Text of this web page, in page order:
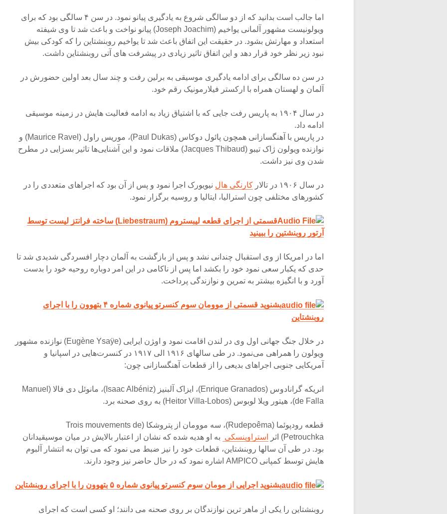
اما جالب است بدانید که از دو سالگی شروع به یادگیری پیانو نمود. در سن ۴ سالگی بود که برای
ویولونیست مشهور آلمانی یواخیم‌ (Joseph Joachim) پیانو نواخت و باعث شد تا وی شیفته
استعداد و مهارتش بشود. در حقیقت این اتفاق باعث شد تا یواخیم روبنشتاین را که کودکی بیش
نبود زیر نظر خود قرار دهد و این اتفاق تاثیر زیادی در پیشرفت های آتی روبنشتاین داشت.
در سن ده سالگی برای ادامه یادگیری موسیقی به برلین رفت و چند سال بعد اولین حضورش در
آلمان و لهستان همراه با ارکستر فیلارمونیک رقم خود.
در سال ۱۹۰۴ به پاریس رفت جایی که با اشتیاق زیاد به ادامه فعالیت هایش در زمینه موسیقی
ادامه داد.
در پاریس با آهنگسازانی همچون پائول دوکاس (Paul Dukas)، موریس راول (Maurice Ravel) و
نوازنده ویولون ژاک تیبو (Jacques Thibaud) ملاقات نمود و این آشنایی‌ها تاثیر بسزایی در مطرح
شدن وی نیز داشت.
در سال ۱۹۰۶ در تالار کارنگی هال نیویورک اجرا نمود و پس از آن بود که اجراهای متعددی را در
کشورهای مختلفی چون استرالیا، ایتالیا و روسیه برگزار نمود.
قسمتی از اجرای قطعه لیبستروم (Liebestraum) ساخته فرانتز لیست توسط
آرتور روبنشتین را ببینید
اما در امریکا از وی استقبال چندانی نشد و پس از بازگشت به آلمان دچار افسردگی شدیدی شد تا
حدی که یکبار سعی نمود خود را بکشد اما پس از ناکامی در این امر دوباره روحیه خود را بدست
آورد و با انگیزه بیشتر به تمرین و نوازندگی پرداخت.
بشنوید قسمتی از موومان سوم کنسرتو پیانوی شماره ۴ بتهوون را با اجرای
روبنشتاین
در خلال جنگ جهانی اول وی در لندن اقامت نمود و او‍ژن ایرایی (Eugène Ysaÿe) نوازنده مشهور
ویولون را همراهی می‌نمود. در طی سالهای ۱۹۱۶ الی ۱۹۱۷ در کنسرت‌هایی در اسپانیا و
آمریکایی جنوبی اجراهای بدیعی را از قطعات آهنگسازانی چون:
انریکه گرانادوس (Enrique Granados)، ایزاک آلبنیز (Isaac Albéniz)، مانوئل دی فالا (Manuel
de Falla)، هیتور ویلا لوبوس (Heitor Villa-Lobos) به روی صحنه برد.
قطعه رودپوئما (Rudepoêma)، سه موومان از پتروشکا (Trois mouvements de
Petrouchka) اثر
استراوینسکی به او هدیه شده که نشان از اعتبار بالایش در میان موسیقیدانان
بود. در طی آن سالها روبنشتاین، قطعات خود را نیز ضبط می نمود که می توان به انتشار آلبوم
هایش توسط کمپانی AMPICO اشاره نمود که در حال حاضر نیز وجود دارند.
بشنوید اجرایی از مومان سوم کنسرتو پیانوی شماره ۵ بتهوون را با اجرای روبنشتاین
روبنشتاین را یکی از ماهر ترین نوازندگان بر روی صحنه می دانند؛ او کسی است که اجرای